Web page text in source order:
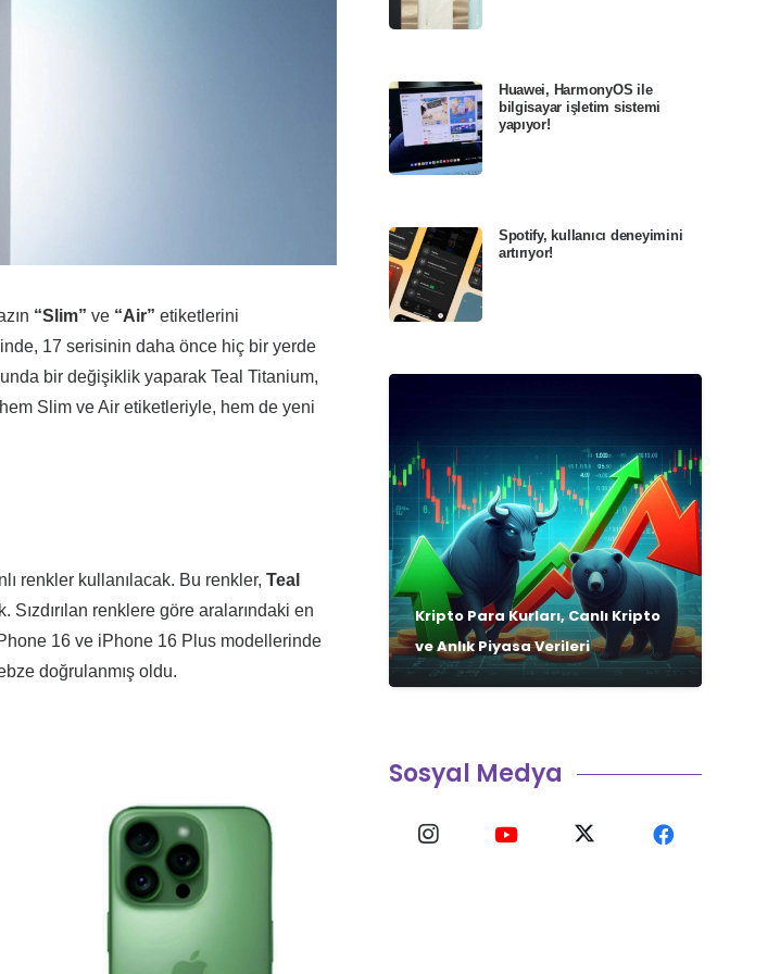
“Slim” ve “Air” etiketlerini
17 serisinin daha önce hiç bir yerde
bir değişiklik yaparak Teal Titanium,
Slim ve Air etiketleriyle, hem de yeni
renkler kullanılacak. Bu renkler, Teal
Sızdırılan renklere göre aralarındaki en
16 ve iPhone 16 Plus modellerinde
doğrulanmış oldu.
Huawei, HarmonyOS ile
bilgisayar işletim sistemi
yapıyor!
Spotify, kullanıcı deneyimini
artırıyor!
Kripto Para Kurları, Canlı Kripto
ve Anlık Piyasa Verileri
Sosyal Medya